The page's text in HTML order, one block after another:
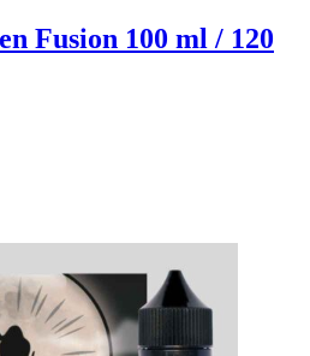
Fusion 100 ml / 120